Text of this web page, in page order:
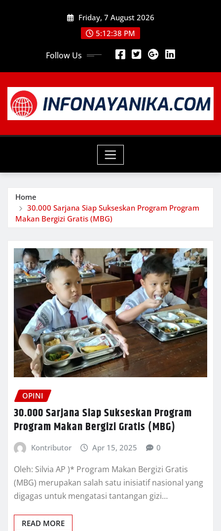
Friday, 7 August 2026
5:12:39 PM
Follow Us
Home
30.000 Sarjana Siap Sukseskan Program Program
Makan Bergizi Gratis (MBG)
OPINI
30.000 Sarjana Siap Sukseskan Program
Program Makan Bergizi Gratis (MBG)
Kontributor Apr 15, 2025 0
Oleh: Silvia AP )* Program Makan Bergizi Gratis
(MBG) merupakan salah satu inisiatif nasional yang
digagas untuk mengatasi tantangan gizi…
READ MORE